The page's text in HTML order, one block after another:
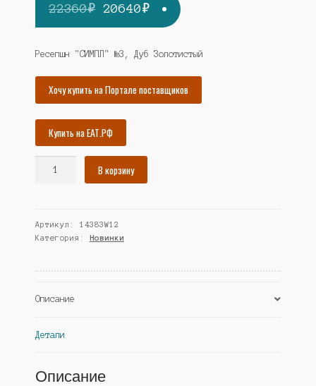
22360₽ Первоначальная
цена
составляла
22360₽.
20640₽Текущая
цена:
20640₽.
Ресепшн "СИМПЛ" №3, Дуб Золотистый
Хочу купить на Портале поставщиков
Купить на ЕАТ.РФ
№3,
Дуб
(Westcom)
В корзину
Артикул:14383W12
Категория: Новинки
Описание
Детали
Описание